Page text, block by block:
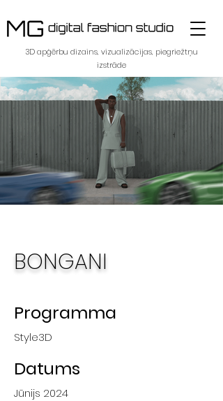
3D apģērbu dizains, vizualizācijas, piegriežtņu
izstrāde
BONGANI
Programma
Style3D
Datums
Jūnijs 2024